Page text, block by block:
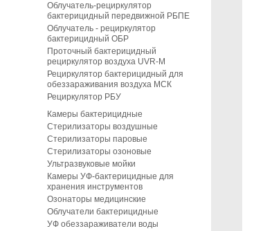
Облучатель-рециркулятор
бактерицидный передвижной РБПЕ
Облучатель - рециркулятор
бактерицидный ОБР
Проточный бактерицидный
рециркулятор воздуха UVR-M
Рециркулятор бактерицидный для
обеззараживания воздуха МСК
Рециркулятор РБУ
Камеры бактерицидные
Стерилизаторы воздушные
Стерилизаторы паровые
Стерилизаторы озоновые
Ультразвуковые мойки
Камеры УФ-бактерицидные для
хранения инструментов
Озонаторы медицинские
Облучатели бактерицидные
УФ обеззараживатели воды